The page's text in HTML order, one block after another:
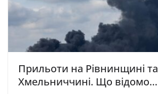
Прильоти на Рівнинщині та
Хмельниччині. Що відомо…